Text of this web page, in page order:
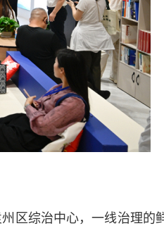
区综治中心，一线治理的